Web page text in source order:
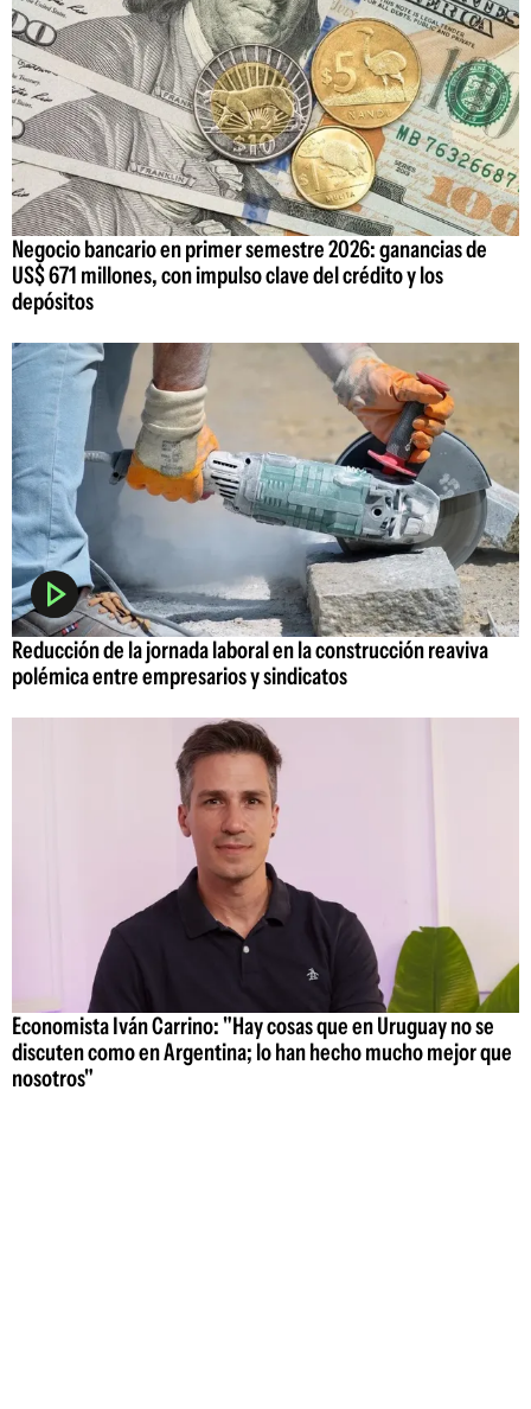
Negocio bancario en primer semestre 2026: ganancias de
US$ 671 millones, con impulso clave del crédito y los
depósitos
Reducción de la jornada laboral en la construcción reaviva
polémica entre empresarios y sindicatos
Economista Iván Carrino: "Hay cosas que en Uruguay no se
discuten como en Argentina; lo han hecho mucho mejor que
nosotros"